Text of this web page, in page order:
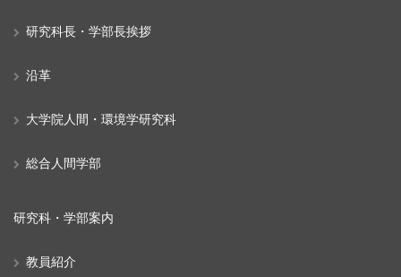
研究科長・学部長挨拶
沿革
大学院人間・環境学研究科
総合人間学部
研究科・学部案内
教員紹介